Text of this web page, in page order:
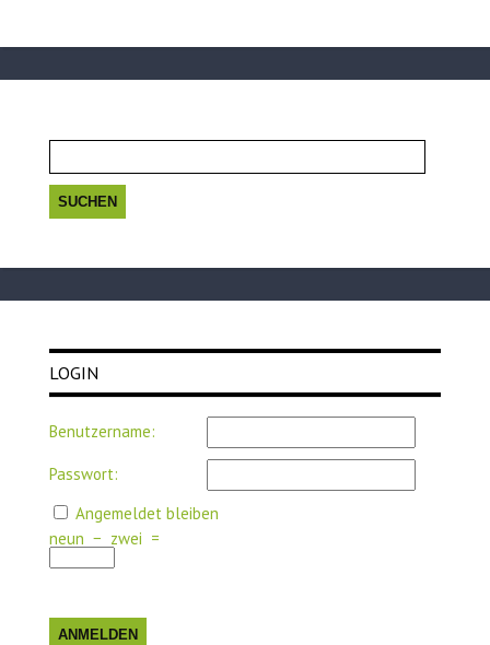
LOGIN
Benutzername:
Passwort:
Angemeldet bleiben
neun − zwei =
ANMELDEN